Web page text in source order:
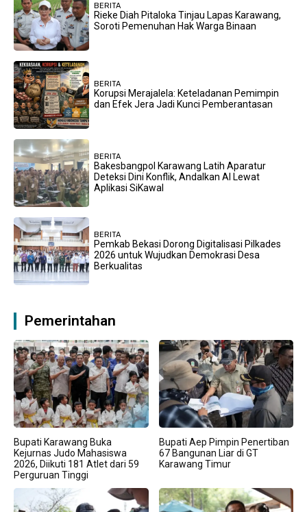
BERITA
Rieke Diah Pitaloka Tinjau Lapas Karawang,
Soroti Pemenuhan Hak Warga Binaan
BERITA
Korupsi Merajalela: Keteladanan Pemimpin
dan Efek Jera Jadi Kunci Pemberantasan
BERITA
Bakesbangpol Karawang Latih Aparatur
Deteksi Dini Konflik, Andalkan AI Lewat
Aplikasi SiKawal
BERITA
Pemkab Bekasi Dorong Digitalisasi Pilkades
2026 untuk Wujudkan Demokrasi Desa
Berkualitas
Pemerintahan
Bupati Karawang Buka
Kejurnas Judo Mahasiswa
2026, Diikuti 181 Atlet dari 59
Perguruan Tinggi
Bupati Aep Pimpin Penertiban
67 Bangunan Liar di GT
Karawang Timur